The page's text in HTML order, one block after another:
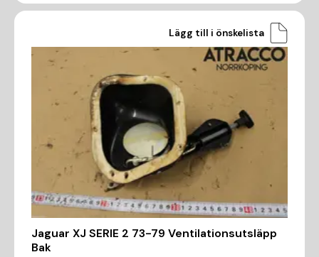
Lägg till i önskelista
Jaguar XJ SERIE 2 73-79 Ventilationsutsläpp
Bak